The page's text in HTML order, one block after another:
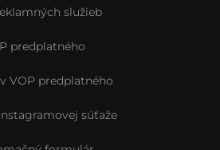
služieb
predplatného
VOP predplatného
súťaže